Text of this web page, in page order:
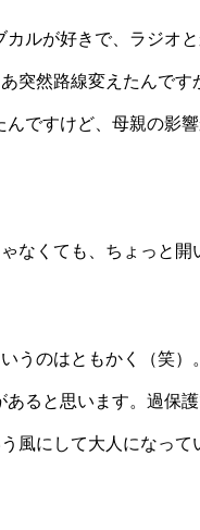
ルが好きで、ラジ
突然路線変えたんで
ですけど、母親の影
なくても、ちょっと
うのはともかく（笑）。
ると思います。過保
風にして大人になって